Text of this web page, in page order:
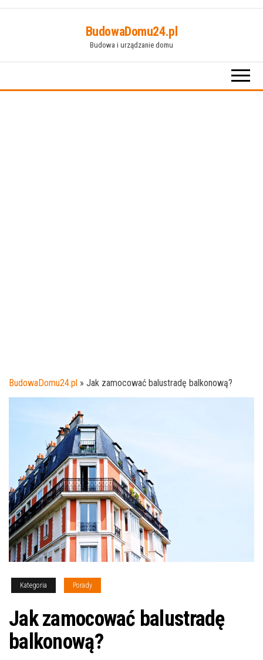
BudowaDomu24.pl
Budowa i urządzanie domu
BudowaDomu24.pl » Jak zamocować balustradę balkonową?
Kategoria Porady
Jak zamocować balustradę
balkonową?